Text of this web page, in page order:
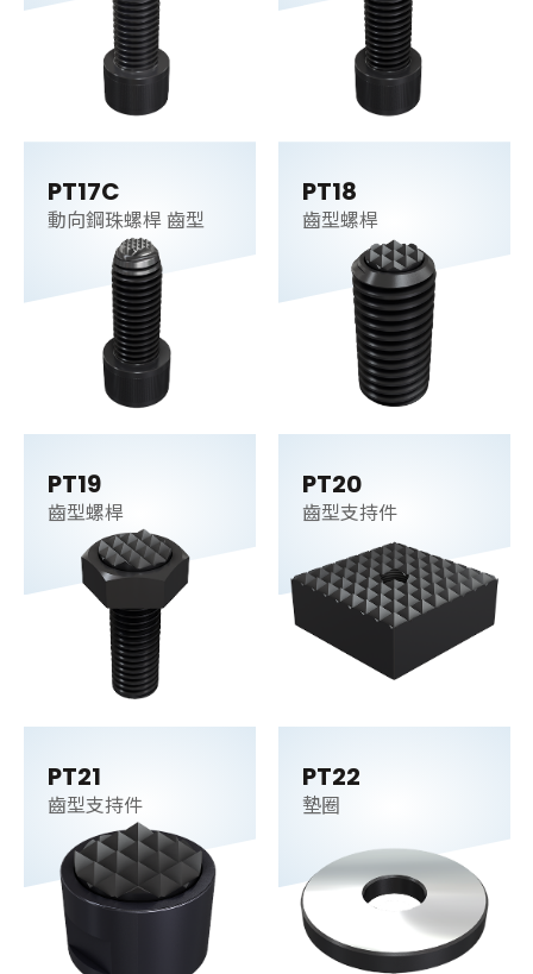
PT17C
動向鋼珠螺桿 齒型
PT18
齒型螺桿
PT19
齒型螺桿
PT20
齒型支持件
PT21
齒型支持件
PT22
墊圈